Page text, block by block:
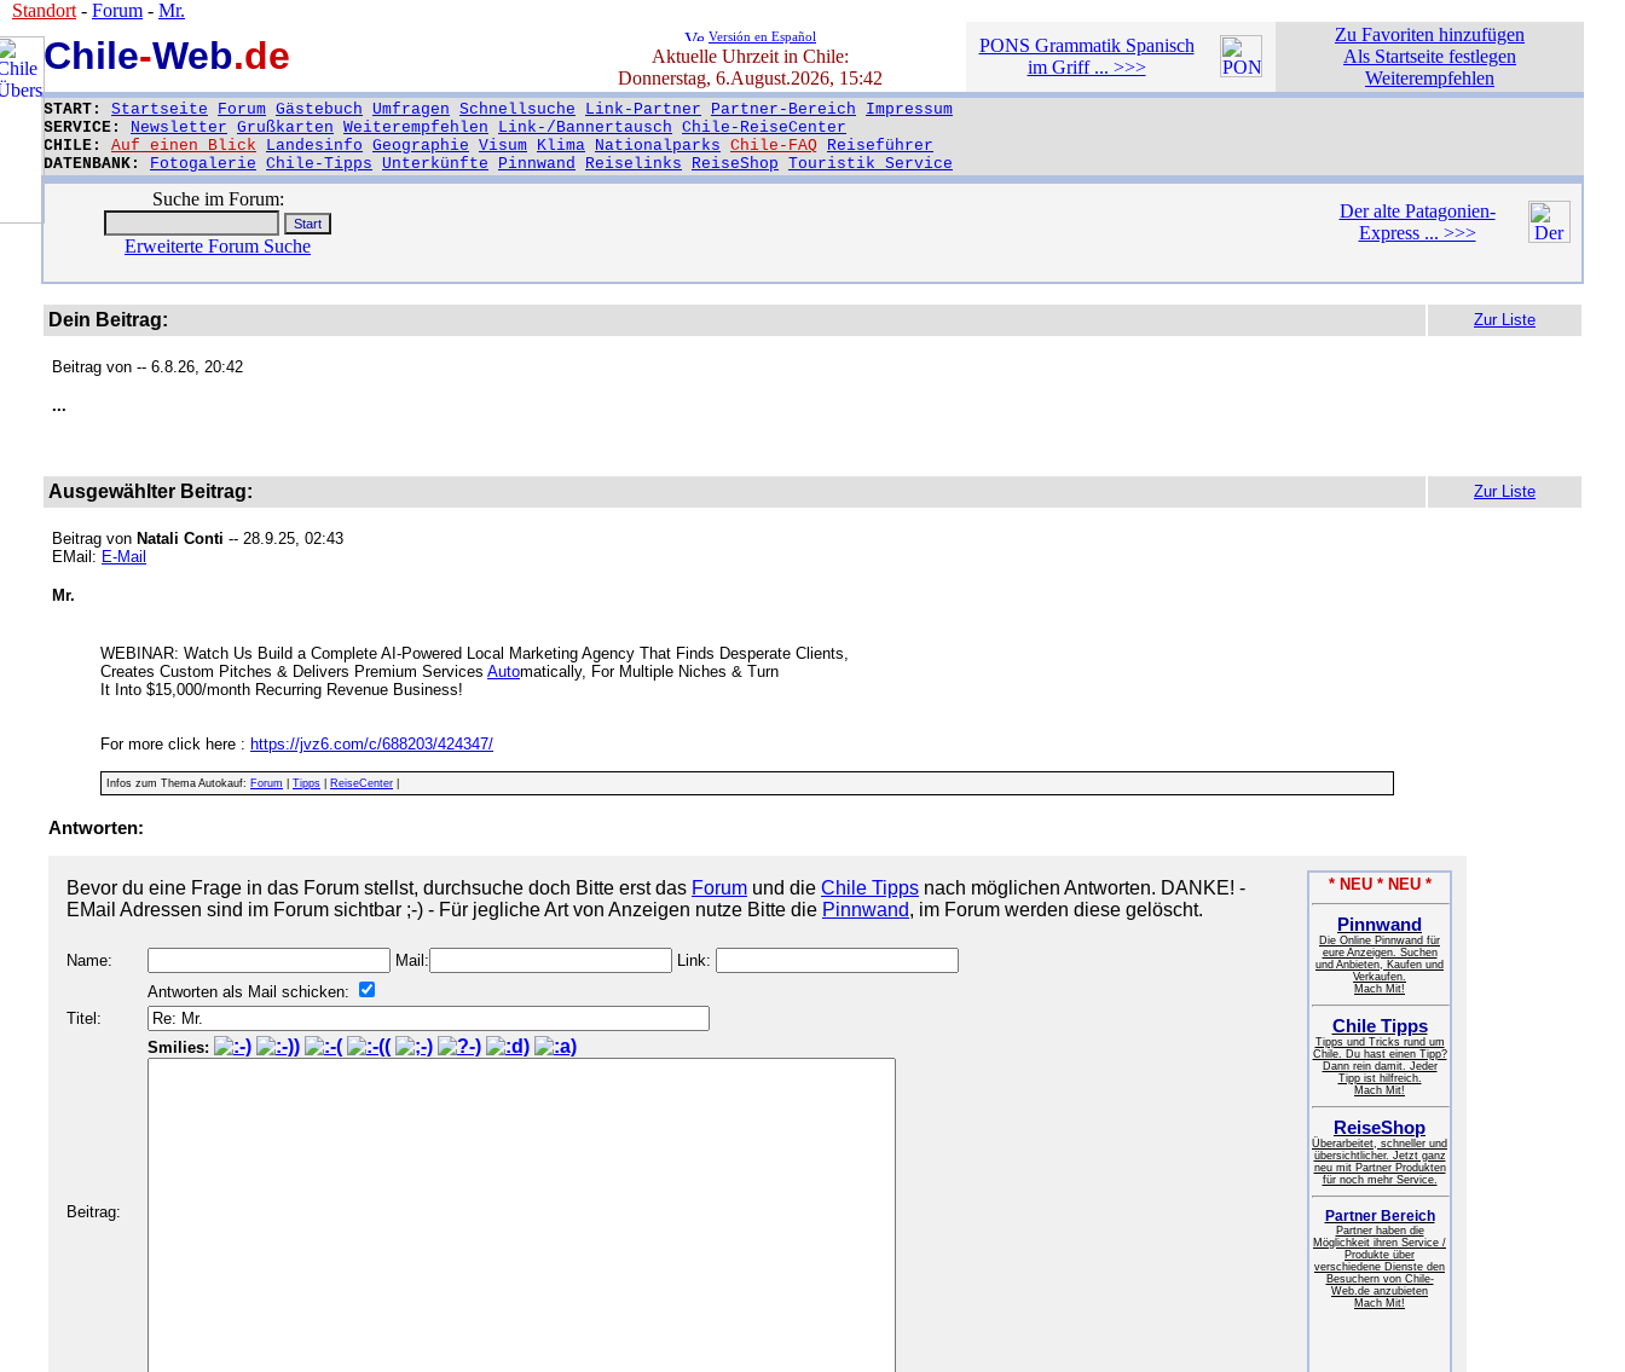
Chile-Web.de Versión en Español
Aktuelle Uhrzeit in Chile:
Donnerstag, 6.August.2026, 15:42
PONS Grammatik Spanisch
im Griff ... >>>
Zu Favoriten hinzufügen
Als Startseite festlegen
Weiterempfehlen
START: Startseite Forum Gästebuch Umfragen Schnellsuche Link-Partner Partner-Bereich
Impressum
SERVICE: Newsletter Grußkarten Weiterempfehlen Link-/Bannertausch Chile-ReiseCenter
CHILE: Auf einen Blick Landesinfo Geographie Visum Klima Nationalparks Chile-FAQ Reiseführer
DATENBANK: Fotogalerie Chile-Tipps Unterkünfte Pinnwand Reiselinks ReiseShop Touristik Service
Standort - Forum - Mr.
Suche im Forum:
Erweiterte Forum Suche
Der alte Patagonien-
Express ... >>>
Dein Beitrag: Zur Liste
Beitrag von -- 6.8.26, 20:42
...
Ausgewählter Beitrag: Zur Liste
Beitrag von Natali Conti -- 28.9.25, 02:43
EMail: E-Mail
Mr.
WEBINAR: Watch Us Build a Complete AI-Powered Local Marketing Agency That Finds Desperate Clients,
Creates Custom Pitches & Delivers Premium Services Automatically, For Multiple Niches & Turn
It Into $15,000/month Recurring Revenue Business!
For more click here : https://jvz6.com/c/688203/424347/
Infos zum Thema Autokauf: Forum Tipps ReiseCenter
Antworten:
Bevor du eine Frage in das Forum stellst, durchsuche doch Bitte erst das Forum und die Chile Tipps nach möglichen Antworten. DANKE! -
EMail Adressen sind im Forum sichtbar ;-) - Für jegliche Art von Anzeigen nutze Bitte die Pinnwand, im Forum werden diese gelöscht.
Name: Mail:
Link:
Antworten als Mail schicken:
Titel:
Beitrag:
Smilies:
* NEU * NEU *
Pinnwand
Die Online Pinnwand für
eure Anzeigen. Suchen
und Anbieten, Kaufen und
Verkaufen.
Mach Mit!
Chile Tipps
Tipps und Tricks rund um
Chile. Du hast einen Tipp?
Dann rein damit. Jeder
Tipp ist hilfreich.
Mach Mit!
ReiseShop
Überarbeitet, schneller und
übersichtlicher. Jetzt ganz
neu mit Partner Produkten
für noch mehr Service.
Partner Bereich
Partner haben die
Möglichkeit ihren Service /
Produkte über
verschiedene Dienste den
Besuchern von Chile-
Web.de anzubieten
Mach Mit!